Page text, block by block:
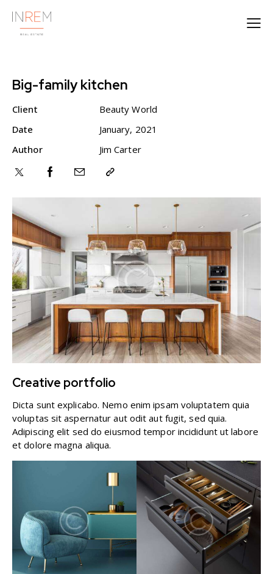
Big-family kitchen
Client
Beauty World
Date
January, 2021
Author
Jim Carter
Creative portfolio
Dicta sunt explicabo. Nemo enim ipsam voluptatem quia
voluptas sit aspernatur aut odit aut fugit, sed quia.
Adipiscing elit sed do eiusmod tempor incididunt ut labore
et dolore magna aliqua.